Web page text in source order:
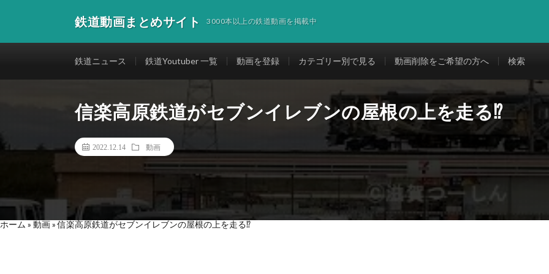
鉄道動画まとめサイト 3000本以上の鉄道動画を掲載中
鉄道ニュース 鉄道Youtuber 一覧 動画を登録 カテゴリー別で見る 動画削除をご希望の方へ 検索
信楽高原鉄道がセブンイレブンの屋根の上を走る⁉
2022.12.14 動画
ホーム » 動画»信楽高原鉄道がセブンイレブンの屋根の上を走る⁉